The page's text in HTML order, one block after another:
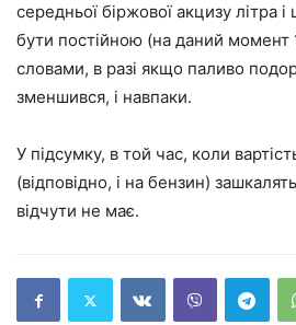
середньої біржової акцизу літра
бути постійною (на даний момент
словами, в разі якщо паливо
зменшився, і навпаки.
У підсумку, в той час, коли
(відповідно, і на бензин)
відчути не має.